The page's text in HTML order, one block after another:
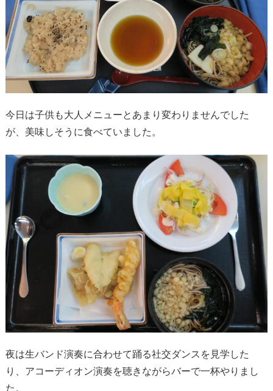
今日は子供も大人メニューとあまり変わりませんでした
が、美味しそうに食べていました。
夜は生バンド演奏に合わせて踊る社交ダンスを見学した
り、アコーディオン演奏を聴きながらバーで一杯やりまし
た。